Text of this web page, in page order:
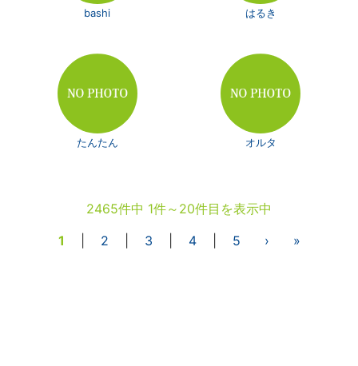
bashi はるき
たんたん オルタ
2465件中 1件～20件目を表示中
1
2 3 4| 5 › »